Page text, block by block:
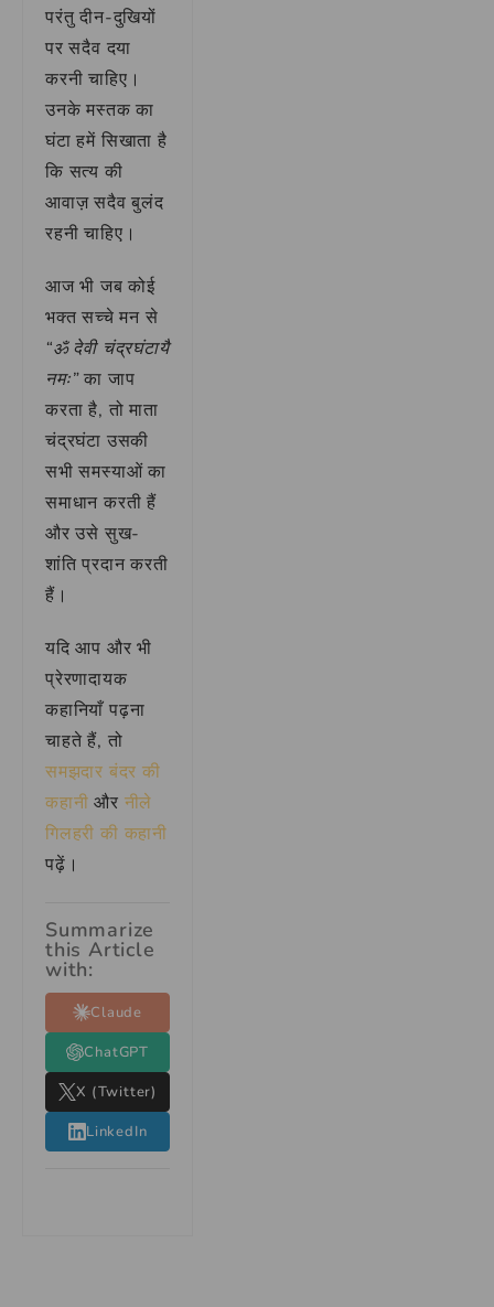
परंतु दीन-दुखियों
पर सदैव दया
करनी चाहिए।
उनके मस्तक का
घंटा हमें सिखाता है
कि सत्य की
आवाज़ सदैव बुलंद
रहनी चाहिए।
आज भी जब कोई
भक्त सच्चे मन से
“ॐ देवी चंद्रघंटायै
नमः”का जाप
करता है, तो माता
चंद्रघंटा उसकी
सभी समस्याओं का
समाधान करती हैं
और उसे सुख-
शांति प्रदान करती
हैं।
यदि आप और भी
प्रेरणादायक
कहानियाँ पढ़ना
चाहते हैं, तो
समझदार बंदर की
कहानी और नीले
गिलहरी की कहानी
पढ़ें।
Summarize
this Article
with:
Claude
ChatGPT
X (Twitter)
LinkedIn